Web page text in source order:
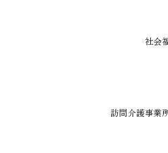
社会
訪問介護事業